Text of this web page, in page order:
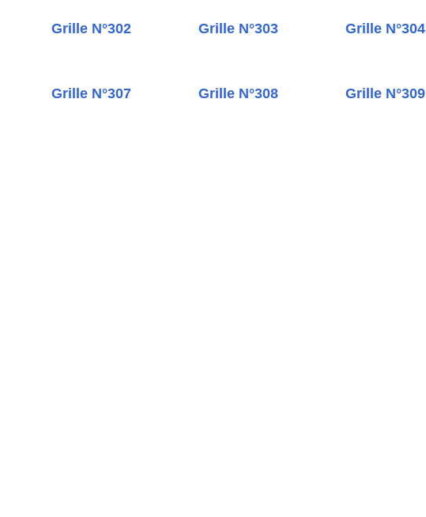
Grille N°302 Grille N°303 Grille N°304
Grille N°307 Grille N°308 Grille N°309